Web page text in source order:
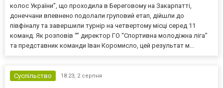
колос України”, що проходила в Береговому на Закарпатті,
донеччани впевнено подолали груповий етап, дійшли до
півфіналу та завершили турнір на четвертому місці серед 11
команд. Як розповів “” директор ГО “Спортивна молодіжна ліга”
та представник команди Іван Коромисло, цей результат м...
Суспільство 18:23, 2 серпня